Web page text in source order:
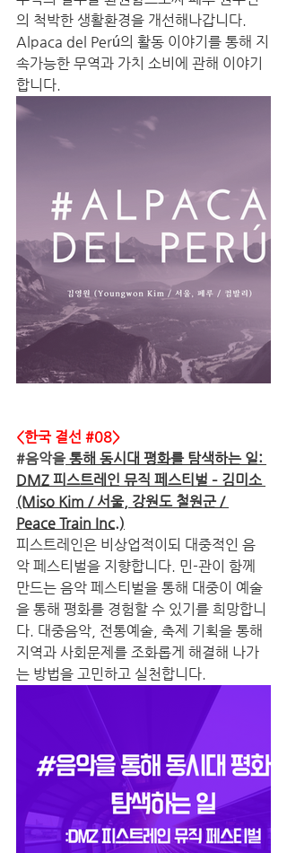
의 척박한 생활환경을 개선해나갑니다.
Alpaca del Perú의 활동 이야기를 통해 지
속가능한 무역과 가치 소비에 관해 이야기
합니다.
<한국 결선 #08>
#음악을 통해 동시대 평화를 탐색하는 일:
DMZ 피스트레인 뮤직 페스티벌 – 김미소
(Miso Kim / 서울, 강원도 철원군 /
Peace Train Inc.)
피스트레인은 비상업적이되 대중적인 음
악 페스티벌을 지향합니다. 민-관이 함께
만드는 음악 페스티벌을 통해 대중이 예술
을 통해 평화를 경험할 수 있기를 희망합니
다. 대중음악, 전통예술, 축제 기획을 통해
지역과 사회문제를 조화롭게 해결해 나가
는 방법을 고민하고 실천합니다.